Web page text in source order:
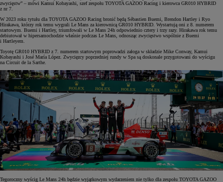
zwycięstw” – mówi Kamui Kobayashi, szef zespołu TOYOTA GAZOO Racing i kierowca GR010 HYBRID
z nr 7.
W 2023 roku tytułu dla TOYOTA GAZOO Racing bronić będą Sébastien Buemi, Brendon Hartley i Ryo
Hirakawa, którzy rok temu wygrali Le Mans za kierownicą GR010 HYBRID. Wystartują oni z 8. numerem
startowym. Buemi i Hartley, triumfowali w Le Mans 24h odpowiednio cztery i trzy razy. Hirakawa rok temu
debiutował w hipersamochodzie właśnie podczas Le Mans, odnosząc zwycięstwo wspólnie z Buemi
i Hartleyem.
Toyotę GR010 HYBRID z 7. numerem startowym poprowadzi załoga w składzie Mike Conway, Kamui
Kobayashi i José María López. Zwycięzcy poprzedniej rundy w Spa są doskonale przygotowani do wyścigu
na Circuit de la Sarthe.
Tegoroczny wyścig Le Mans 24h będzie wyjątkowym wydarzeniem nie tylko dla zespołu TOYOTA GAZOO